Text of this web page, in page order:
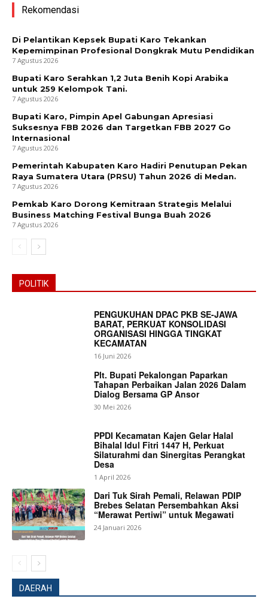
News Week
Rekomendasi
Di Pelantikan Kepsek Bupati Karo Tekankan
Kepemimpinan Profesional Dongkrak Mutu Pendidikan
7 Agustus 2026
Bupati Karo Serahkan 1,2 Juta Benih Kopi Arabika
untuk 259 Kelompok Tani.
7 Agustus 2026
Bupati Karo, Pimpin Apel Gabungan Apresiasi
Suksesnya FBB 2026 dan Targetkan FBB 2027 Go
Internasional
7 Agustus 2026
Pemerintah Kabupaten Karo Hadiri Penutupan Pekan
Raya Sumatera Utara (PRSU) Tahun 2026 di Medan.
7 Agustus 2026
Pemkab Karo Dorong Kemitraan Strategis Melalui
Business Matching Festival Bunga Buah 2026
7 Agustus 2026
POLITIK
PENGUKUHAN DPAC PKB SE-JAWA
BARAT, PERKUAT KONSOLIDASI
ORGANISASI HINGGA TINGKAT
KECAMATAN
16 Juni 2026
Plt. Bupati Pekalongan Paparkan
Tahapan Perbaikan Jalan 2026 Dalam
Dialog Bersama GP Ansor
30 Mei 2026
PPDI Kecamatan Kajen Gelar Halal
Bihalal Idul Fitri 1447 H, Perkuat
Silaturahmi dan Sinergitas Perangkat
Desa
1 April 2026
Dari Tuk Sirah Pemali, Relawan PDIP
Brebes Selatan Persembahkan Aksi
“Merawat Pertiwi” untuk Megawati
24 Januari 2026
DAERAH